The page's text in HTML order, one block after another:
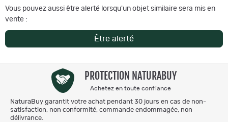
Vous pouvez aussi être alerté lorsqu'un objet similaire sera mis en
vente :
Être alerté
PROTECTION NATURABUY
Achetez en toute confiance
NaturaBuy garantit votre achat pendant 30 jours en cas de non-
satisfaction, non conformité, commande endommagée, non
délivrance.